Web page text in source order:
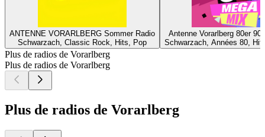
ANTENNE VORARLBERG Sommer Radio
Schwarzach, Classic Rock, Hits, Pop
Antenne Vorarlberg 80er
Schwarzach, Années 80,
Plus de radios de Vorarlberg
Plus de radios de Vorarlberg
Plus de radios de Vorarlberg